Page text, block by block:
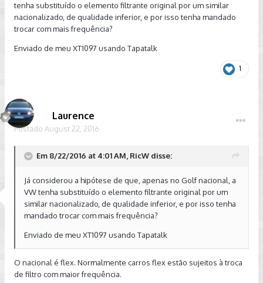
tenha substituído o elemento filtrante original por um similar
nacionalizado, de qualidade inferior, e por isso tenha mandado
trocar com mais frequência?
Enviado de meu XT1097 usando Tapatalk
1
Laurence
Postado August 22, 2016
Em 8/22/2016 at 4:01 AM, RicW disse:
Já considerou a hipótese de que, apenas no Golf nacional, a
VW tenha substituído o elemento filtrante original por um
similar nacionalizado, de qualidade inferior, e por isso tenha
mandado trocar com mais frequência?
Enviado de meu XT1097 usando Tapatalk
O nacional é flex. Normalmente carros flex estão sujeitos à troca
de filtro com maior frequência.